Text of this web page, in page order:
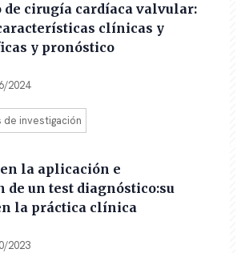
de cirugía cardíaca valvular:
clínicas y
y pronóstico
2024
de investigación
la aplicación e
un test diagnóstico:su
la práctica clínica
2023